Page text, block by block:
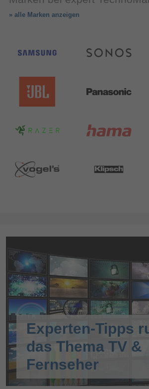
» alle Marken anzeigen
Experten-Tipps
das Thema TV &
Fernseher